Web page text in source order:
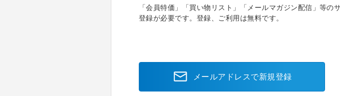
「会員特価」「買い物リスト」「メールマガジン配信」等
登録が必要です。登録、ご利用は無料です。
メールアドレスで新規登録